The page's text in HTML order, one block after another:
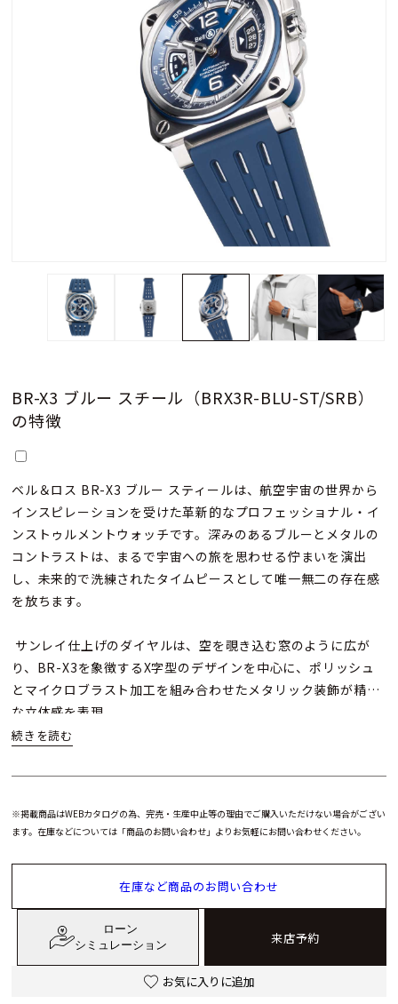
BR-X3 ブルー スチール（BRX3R-BLU-ST/SRB）
の特徴
ベル＆ロス BR-X3 ブルー スティールは、航空宇宙の世界から
インスピレーションを受けた革新的なプロフェッショナル・イ
ンストゥルメントウォッチです。深みのあるブルーとメタルの
コントラストは、まるで宇宙への旅を思わせる佇まいを演出
し、未来的で洗練されたタイムピースとして唯一無二の存在感
を放ちます。
サンレイ仕上げのダイヤルは、空を覗き込む窓のように広が
り、BR-X3を象徴するX字型のデザインを中心に、ポリッシュ
とマイクロブラスト加工を組み合わせたメタリック装飾が精巧
な立体感を表現。
れた視認性を実現しています。
さらに、ベゼルリングと構造コラムに採用されたブルーアルミ
を際立たせています。
ベル＆ロスが誇る“四角の中に丸”のシグネチャーデザインは、
ポリッシュとサテンの繊細な仕上げによって一層際立ち、ケー
※掲載商品はWEBカタログの為、完売・生産中止等の理由でご購入いただけない場合がござい
ます。在庫などについては「商品のお問い合わせ」よりお気軽にお問い合わせください。
在庫など商品のお問い合わせ
ローン
シミュレーション
来店予約
お気に入りに追加